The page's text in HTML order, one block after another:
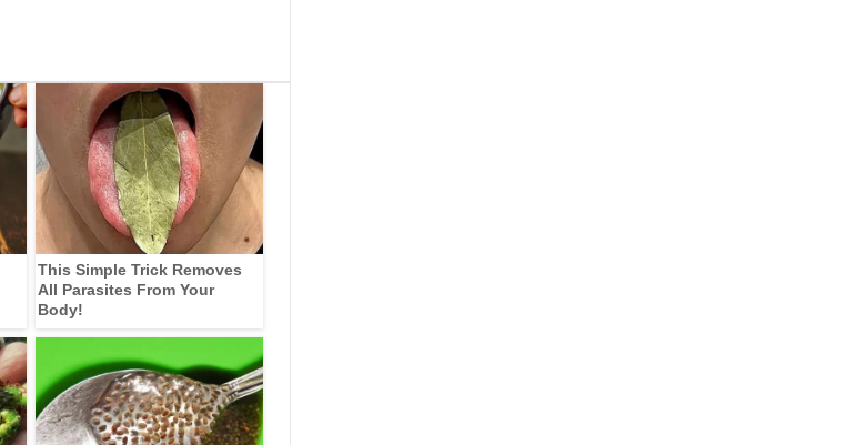
This Simple Trick Removes
All Parasites From Your
Body!